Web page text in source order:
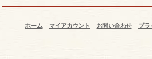
ホーム マイアカウント お問い合わせ プラ